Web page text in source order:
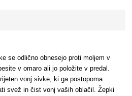
se odlično obnesejo proti moljem v
v omaro ali jo položite v predal.
vonj sivke, ki ga postopoma
svež in čist vonj vaših oblačil. Žepki